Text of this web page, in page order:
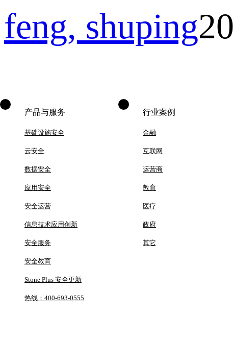
feng, shuping
产品与服务
基础设施安全
云安全
数据安全
应用安全
安全运营
信息技术应用创新
安全服务
安全教育
Stone Plus 安全更新
热线：400-693-0555
行业案例
金融
互联网
运营商
教育
医疗
政府
其它